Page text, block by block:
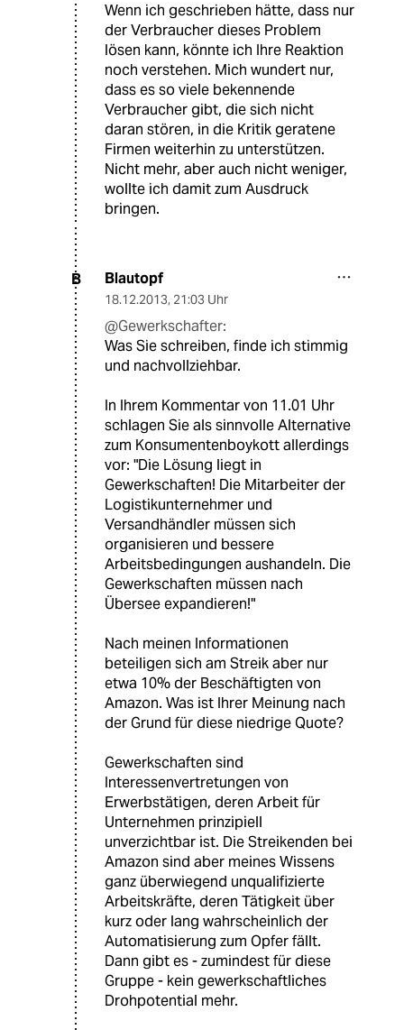
Wenn ich geschrieben hätte, dass nur
der Verbraucher dieses Problem
lösen kann, könnte ich Ihre Reaktion
noch verstehen. Mich wundert nur,
dass es so viele bekennende
Verbraucher gibt, die sich nicht
daran stören, in die Kritik geratene
Firmen weiterhin zu unterstützen.
Nicht mehr, aber auch nicht weniger,
wollte ich damit zum Ausdruck
bringen.
B Blautopf
18.12.2013, 21:03 Uhr
@Gewerkschafter:
Was Sie schreiben, finde ich stimmig
und nachvollziehbar.
In Ihrem Kommentar von 11.01 Uhr
schlagen Sie als sinnvolle Alternative
zum Konsumentenboykott allerdings
vor: "Die Lösung liegt in
Gewerkschaften! Die Mitarbeiter der
Logistikunternehmer und
Versandhändler müssen sich
organisieren und bessere
Arbeitsbedingungen aushandeln. Die
Gewerkschaften müssen nach
Übersee expandieren!"
Nach meinen Informationen
beteiligen sich am Streik aber nur
etwa 10% der Beschäftigten von
Amazon. Was ist Ihrer Meinung nach
der Grund für diese niedrige Quote?
Gewerkschaften sind
Interessenvertretungen von
Erwerbstätigen, deren Arbeit für
Unternehmen prinzipiell
unverzichtbar ist. Die Streikenden bei
Amazon sind aber meines Wissens
ganz überwiegend unqualifizierte
Arbeitskräfte, deren Tätigkeit über
kurz oder lang wahrscheinlich der
Automatisierung zum Opfer fällt.
Dann gibt es - zumindest für diese
Gruppe - kein gewerkschaftliches
Drohpotential mehr.